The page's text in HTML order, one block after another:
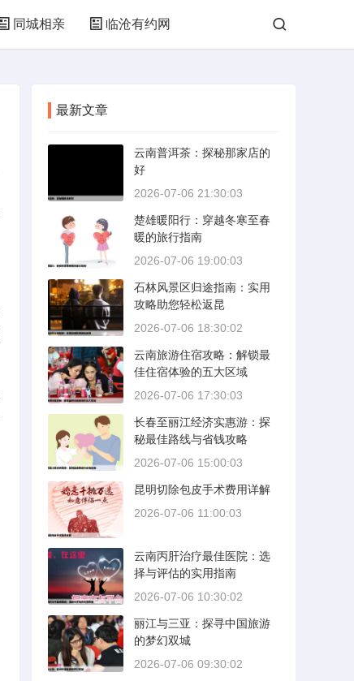
同城相亲 临沧有约网
最新文章
云南普洱茶：探秘那家店的
好
2026-07-06 21:30:03
楚雄暖阳行：穿越冬寒至春
暖的旅行指南
2026-07-06 19:00:03
石林风景区归途指南：实用
攻略助您轻松返昆
2026-07-06 18:30:02
云南旅游住宿攻略：解锁最
佳住宿体验的五大区域
2026-07-06 17:30:03
长春至丽江经济实惠游：探
秘最佳路线与省钱攻略
2026-07-06 15:00:03
昆明切除包皮手术费用详解
2026-07-06 11:00:03
云南丙肝治疗最佳医院：选
择与评估的实用指南
2026-07-06 10:30:02
丽江与三亚：探寻中国旅游
的梦幻双城
2026-07-06 09:30:02